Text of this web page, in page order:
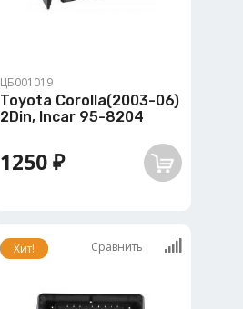
ЦБ001019
Toyota Corolla(2003-06)
2Din, Incar 95-8204
1250 ₽
Хит! Сравнить